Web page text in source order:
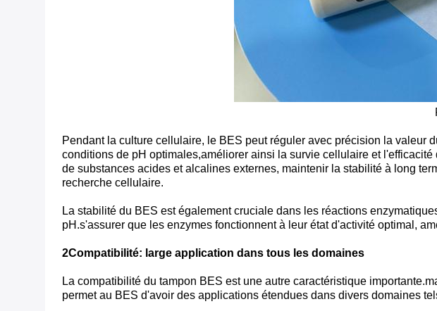
Pendant la culture cellulaire, le BES peut réguler avec précision la
conditions de pH optimales,améliorer ainsi la survie cellulaire et
de substances acides et alcalines externes, maintenir la stabilité à long
recherche cellulaire.
La stabilité du BES est également cruciale dans les réactions
pH.s'assurer que les enzymes fonctionnent à leur état d'activité optimal,
2Compatibilité: large application dans tous les domaines
La compatibilité du tampon BES est une autre caractéristique
permet au BES d'avoir des applications étendues dans divers domaines